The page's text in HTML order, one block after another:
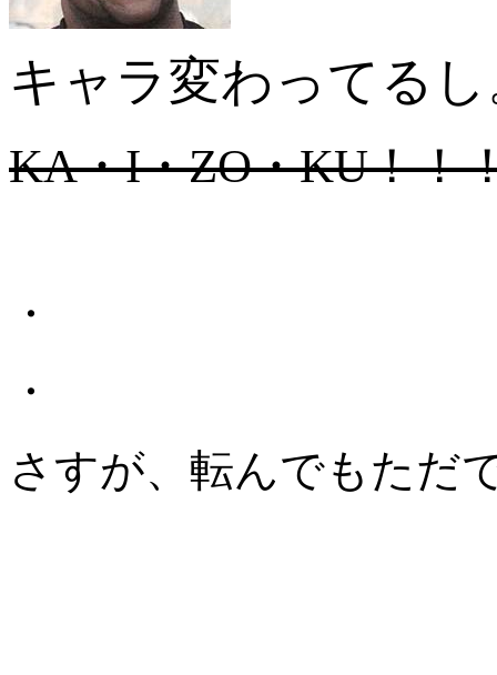
キャラ変わってる
KA・I・ZO・KU！！
・
・
さすが、転んでもただ